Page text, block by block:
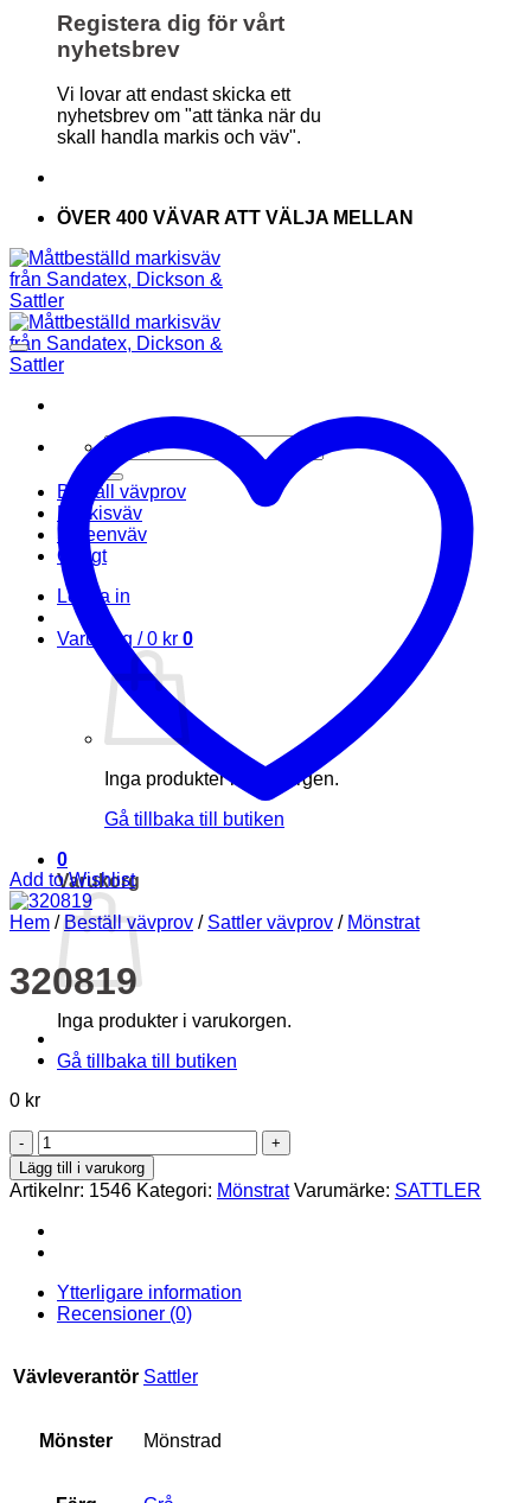
Registera dig för vårt
nyhetsbrev
Vi lovar att endast skicka ett
nyhetsbrev om "att tänka när du
skall handla markis och väv".
ÖVER 400 VÄVAR ATT VÄLJA MELLAN
Sök
efter:
Beställ vävprov
Markisväv
Screenväv
Övrigt
Logga in
Varukorg /0 kr 0
Inga produkter i varukorgen.
Gå tillbaka till butiken
0
Varukorg
Inga produkter i varukorgen.
Gå tillbaka till butiken
Add to Wishlist
Hem / Beställ vävprov / Sattler vävprov / Mönstrat
320819
0 kr
320819
mängd
Lägg till i varukorg
Artikelnr: 1546 Kategori: Mönstrat Varumärke: SATTLER
Ytterligare information
Recensioner (0)
Vävleverantör Sattler
Mönster Mönstrad